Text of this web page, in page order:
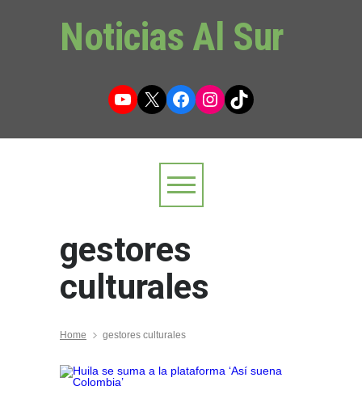
Noticias Al Sur
YouTube
X Facebook
Instagram
TikTok
gestores
culturales
Home gestores culturales